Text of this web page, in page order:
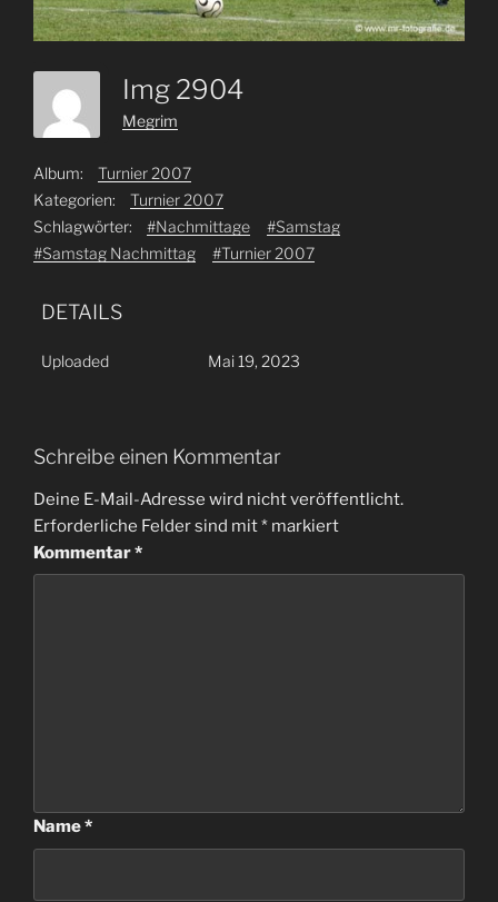
Img 2904
Megrim
Album:
Turnier 2007
Kategorien:
Turnier 2007
Schlagwörter:
#Nachmittage
#Samstag
#Samstag Nachmittag
#Turnier 2007
DETAILS
Uploaded Mai 19, 2023
Schreibe einen Kommentar
Deine E-Mail-Adresse wird nicht veröffentlicht.
Erforderliche Felder sind mit* markiert
Kommentar*
Name*